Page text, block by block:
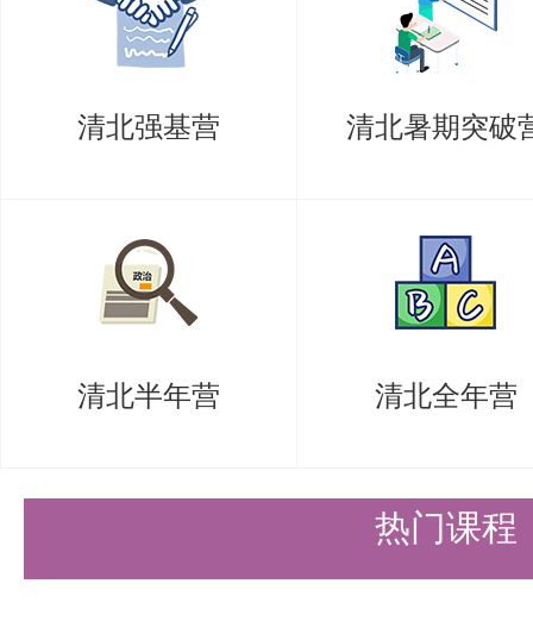
正交曲线坐标系与场的唯一性定
（如直角坐标、柱坐标、球坐标
2. 电磁场的基本规律
本规律。
电流与磁场：理解电荷守恒定律
流与磁场的基本规律。
电流（麦克斯韦-安培定律）及麦
清北强基营 清北暑期突破
清北半年营 清北全年营
热门课程